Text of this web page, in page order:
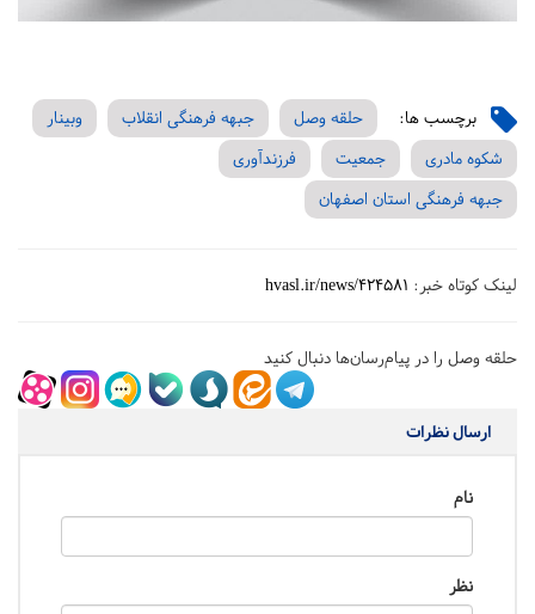
برچسب ها: حلقه وصل جبهه فرهنگی انقلاب
وبینار
شکوه مادری
جمعیت
فرزندآوری
جبهه فرهنگی استان اصفهان
لینک کوتاه خبر: hvasl.ir/news/424581
حلقه وصل را در پیام‌رسان‌ها دنبال کنید
ارسال نظرات
نام
نظر